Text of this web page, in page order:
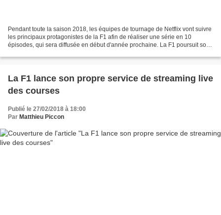
Pendant toute la saison 2018, les équipes de tournage de Netflix vont suivre
les principaux protagonistes de la F1 afin de réaliser une série en 10
épisodes, qui sera diffusée en début d'année prochaine. La F1 poursuit son
La F1 lance son propre service de streaming live
des courses
Publié le 27/02/2018 à 18:00
Par Matthieu Piccon